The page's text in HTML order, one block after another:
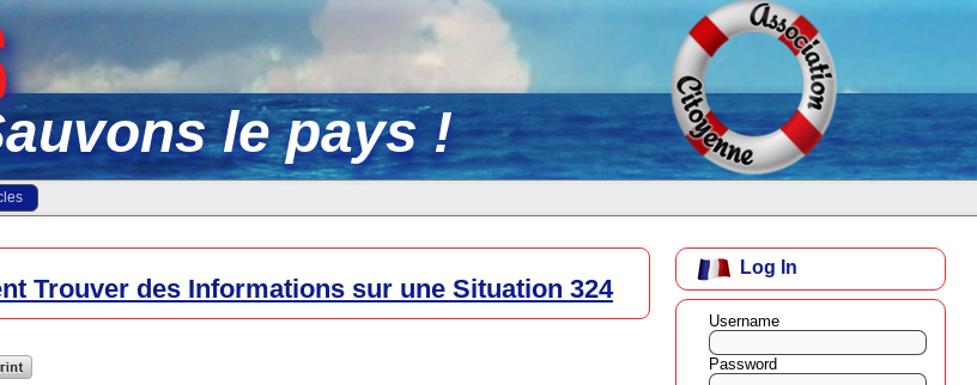
le pays !
Trouver des Informations sur une Situation 324
Log In
Username
Password